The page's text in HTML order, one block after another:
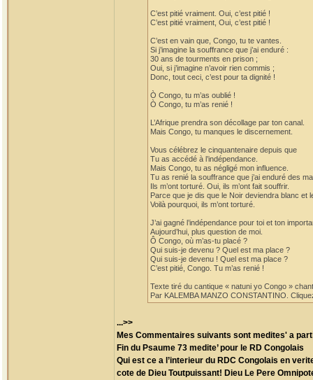
C’est pitié vraiment. Oui, c’est pitié !
C’est pitié vraiment, Oui, c’est pitié !
C’est en vain que, Congo, tu te vantes.
Si j’imagine la souffrance que j’ai enduré :
30 ans de tourments en prison ;
Oui, si j’imagine n’avoir rien commis ;
Donc, tout ceci, c’est pour ta dignité !
Ò Congo, tu m’as oublié !
Ò Congo, tu m’as renié !
L’Afrique prendra son décollage par ton canal.
Mais Congo, tu manques le discernement.
Vous célébrez le cinquantenaire depuis que
Tu as accédé à l’indépendance.
Mais Congo, tu as négligé mon influence.
Tu as renié la souffrance que j’ai enduré des
Ils m’ont torturé. Oui, ils m’ont fait souffrir.
Parce que je dis que le Noir deviendra blanc et
Voilà pourquoi, ils m’ont torturé.
J’ai gagné l’indépendance pour toi et ton
Aujourd’hui, plus question de moi.
Ô Congo, où m’as-tu placé ?
Qui suis-je devenu ? Quel est ma place ?
Qui suis-je devenu ! Quel est ma place ?
C’est pitié, Congo. Tu m’as renié !
Texte tiré du cantique « natuni yo Congo »
Par KALEMBA MANZO CONSTANTINO.
...>>
Mes Commentaires suivants sont medites' a
Fin du Psaume 73 medite’ pour le RD Congolais
Qui est ce a l’interieur du RDC Congolais en
cote de Dieu Toutpuissant! Dieu Le Pere